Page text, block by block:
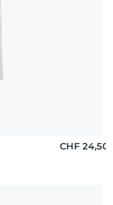
CHF 24,50